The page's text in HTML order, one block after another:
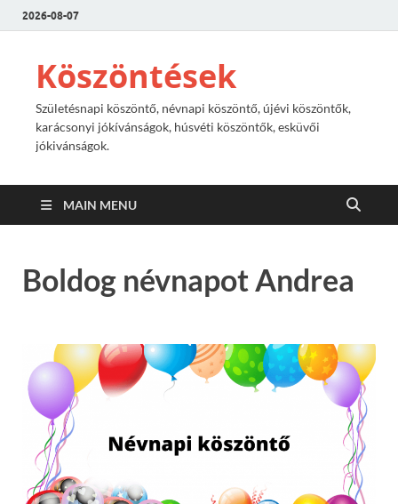
2026-08-07
Köszöntések
Születésnapi köszöntő, névnapi köszöntő, újévi köszöntők,
karácsonyi jókívánságok, húsvéti köszöntők, esküvői
jókivánságok.
MAIN MENU
Boldog névnapot Andrea